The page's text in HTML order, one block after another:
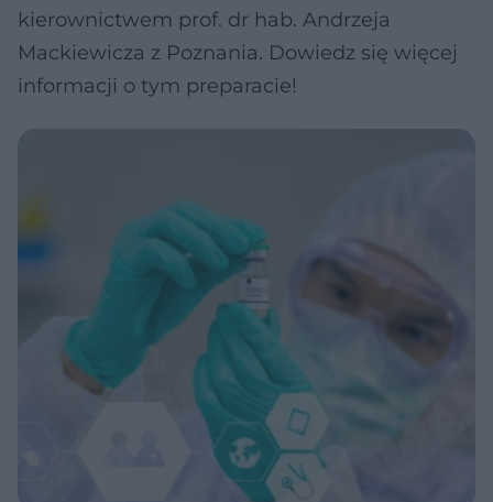
kierownictwem prof. dr hab. Andrzeja
Mackiewicza z Poznania. Dowiedz się więcej
informacji o tym preparacie!